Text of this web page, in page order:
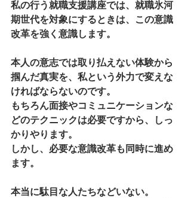
私の行う就職支援講座では、就職氷河
期世代を対象にするときは、この意識
改革を強く意識します。
本人の意志では取り払えない体験から
掴んだ真実を、私という外力で変えな
ければならないのです。
もちろん面接やコミュニケーションな
どのテクニックは必要ですから、しっ
かりやります。
しかし、必要な意識改革も同時に進め
ます。
本当に駄目な人たちなどいない。